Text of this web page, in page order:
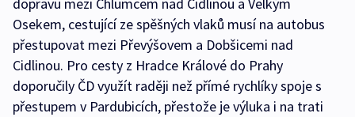
dopravu mezi Chlumcem nad Cidlinou a Velkým
Osekem, cestující ze spěšných vlaků musí na autobus
přestupovat mezi Převýšovem a Dobšicemi nad
Cidlinou. Pro cesty z Hradce Králové do Prahy
doporučily ČD využít raději než přímé rychlíky spoje s
přestupem v Pardubicích, přestože je výluka i na trati